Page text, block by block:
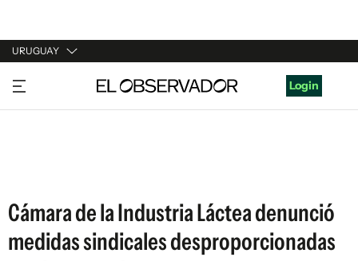
URUGUAY
URUGUAY
ARGENTINA
Login
Cámara de la Industria Láctea denunció
medidas sindicales desproporcionadas